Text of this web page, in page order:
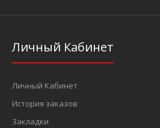
Личный Кабинет
Личный Кабинет
История заказов
Закладки